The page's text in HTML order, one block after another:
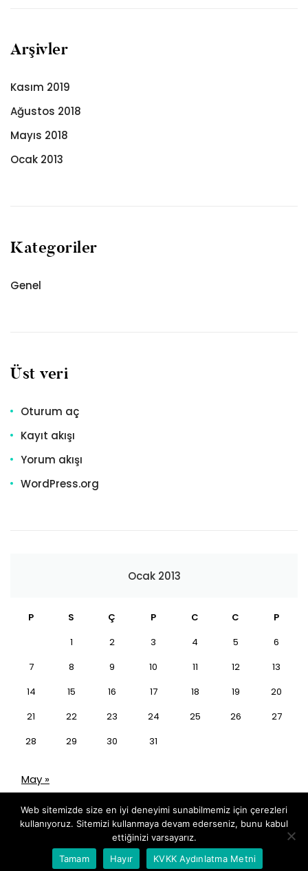
Arşivler
Kasım 2019
Ağustos 2018
Mayıs 2018
Ocak 2013
Kategoriler
Genel
Üst veri
Oturum aç
Kayıt akışı
Yorum akışı
WordPress.org
Ocak 2013
P S Ç P C C
P
1
2 3 4 5
6
7
8 9 10 11 12
13
14
15 16 17 18 19
20
21
22 23 24 25 26
27
28
29 30 31
May »
Tüm hakları saklıdır Dizayn: byHedza Ajans.
Whatsapp İletişim
Web sitemizde size en iyi deneyimi sunabilmemiz için çerezleri
kullanıyoruz. Sitemizi kullanmaya devam ederseniz, bunu kabul
ettiğinizi varsayarız.
Tamam
Hayır KVKK Aydınlatma Metni